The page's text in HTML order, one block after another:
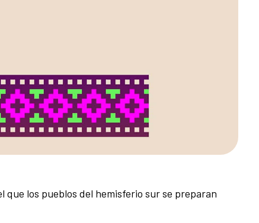
que los pueblos del hemisferio sur se preparan